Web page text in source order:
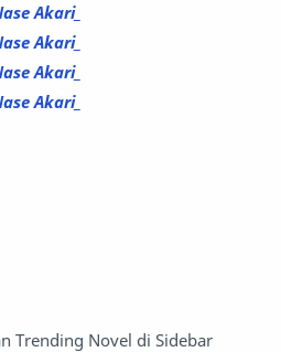
Akari_
Akari_
Akari_
Akari_
Trending Novel di Sidebar